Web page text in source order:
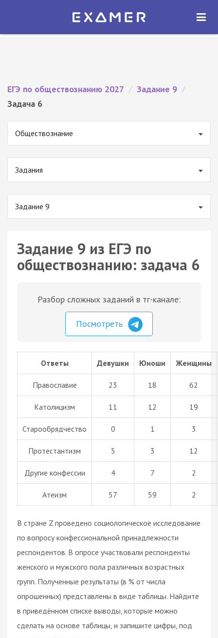
Экзамер — ЕГЭ 2027
ОТКРЫТЬ
ЕГЭ по обществознанию 2027 / Задание 9 /
Задача 6
Обществознание
Задания
Задание 9
Задание 9 из ЕГЭ по
обществознанию: задача 6
Разбор сложных заданий в тг-канале:
Посмотреть
Ответы Девушки Юноши Женщины
Православие 23 18 62
Католицизм 11 12 19
Старообрядчество 0 1 3
Протестантизм 5 3 12
Другие конфессии 4 7 2
Атеизм 57 59 2
В стране Z проведено социологическое исследование
по вопросу конфессиональной принадлежности
респондентов. В опросе участвовали респонденты
женского и мужского пола различных возрастных
групп. Полученные результаты (в % от числа
опрошенных) представлены в виде таблицы. Найдите
в приведённом списке выводы, которые можно
сделать на основе таблицы, и запишите цифры, под